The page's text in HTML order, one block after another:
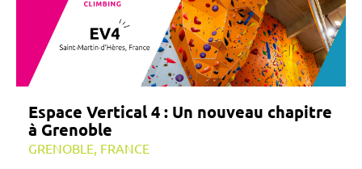
Espace Vertical 4 : Un nouveau chapitre
à Grenoble
GRENOBLE, FRANCE